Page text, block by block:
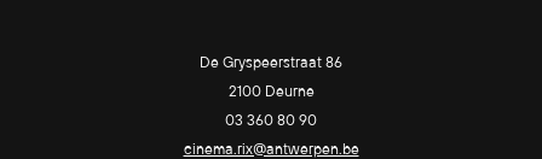
De Gryspeerstraat 86
2100 Deurne
03 360 80 90
cinema.rix@antwerpen.be